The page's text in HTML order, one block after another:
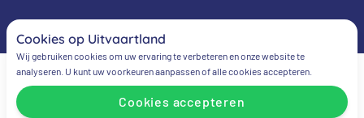
Algemene voorwaardenPrivacy verklaringCookie verklaring
Cookies op Uitvaartland
Wij gebruiken cookies om uw ervaring te verbeteren en onze website te
analyseren. U kunt uw voorkeuren aanpassen of alle cookies accepteren.
Cookies accepteren